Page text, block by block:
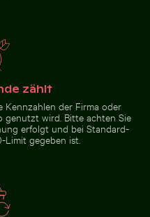
zählt
Kennzahlen der Firma oder
genutzt wird. Bitte achten Sie
erfolgt und bei Standard-
Limit gegeben ist.